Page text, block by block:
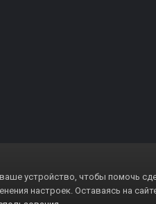
устройство, чтобы помочь
настроек. Оставаясь на